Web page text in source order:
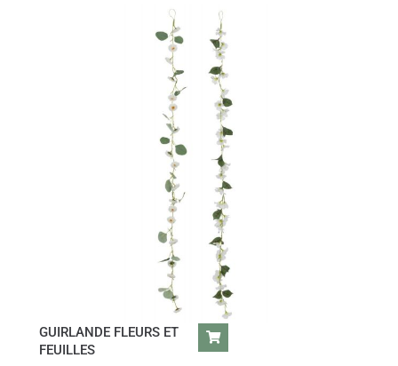
GUIRLANDE FLEURS ET
FEUILLES